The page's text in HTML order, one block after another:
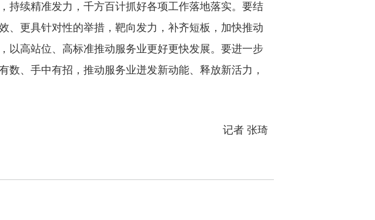
持续精准发力，千方百计抓好各项工作落地落实。要结
、更具针对性的举措，靶向发力，补齐短板，加快推动
以高站位、高标准推动服务业更好更快发展。要进一步
、手中有招，推动服务业迸发新动能、释放新活力，
记者 张琦